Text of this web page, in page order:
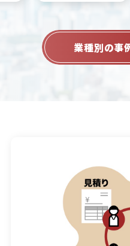
業種別の事